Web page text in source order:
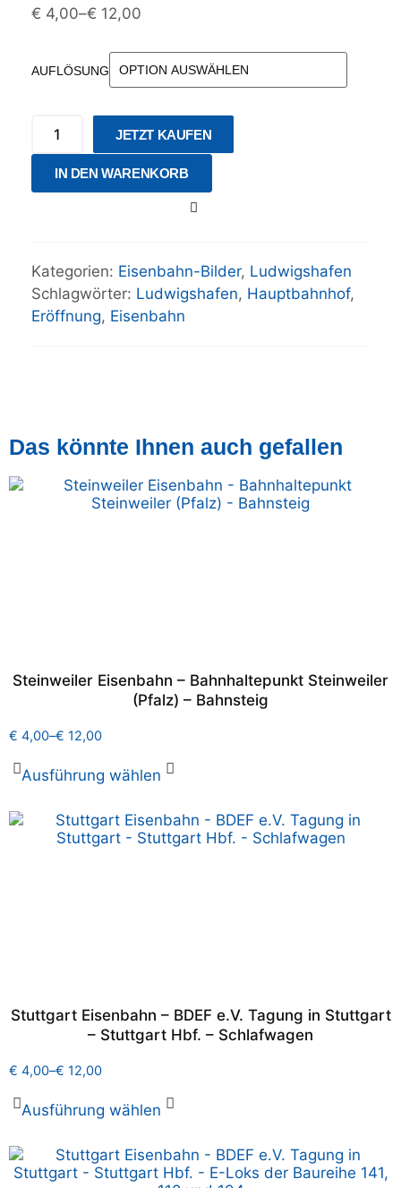
€ 4,00–€ 12,00
AUFLÖSUNG
JETZT KAUFEN
IN DEN WARENKORB
Kategorien: Eisenbahn-Bilder, Ludwigshafen
Schlagwörter: Ludwigshafen, Hauptbahnhof,
Eröffnung, Eisenbahn
Das könnte Ihnen auch gefallen
Steinweiler Eisenbahn – Bahnhaltepunkt Steinweiler
(Pfalz) – Bahnsteig
€ 4,00–€ 12,00
Ausführung wählen
Stuttgart Eisenbahn – BDEF e.V. Tagung in Stuttgart
– Stuttgart Hbf. – Schlafwagen
€ 4,00–€ 12,00
Ausführung wählen